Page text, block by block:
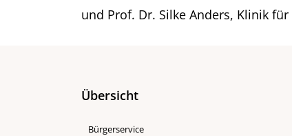
und Prof. Dr. Silke Anders, Klinik
Übersicht
Bürgerservice